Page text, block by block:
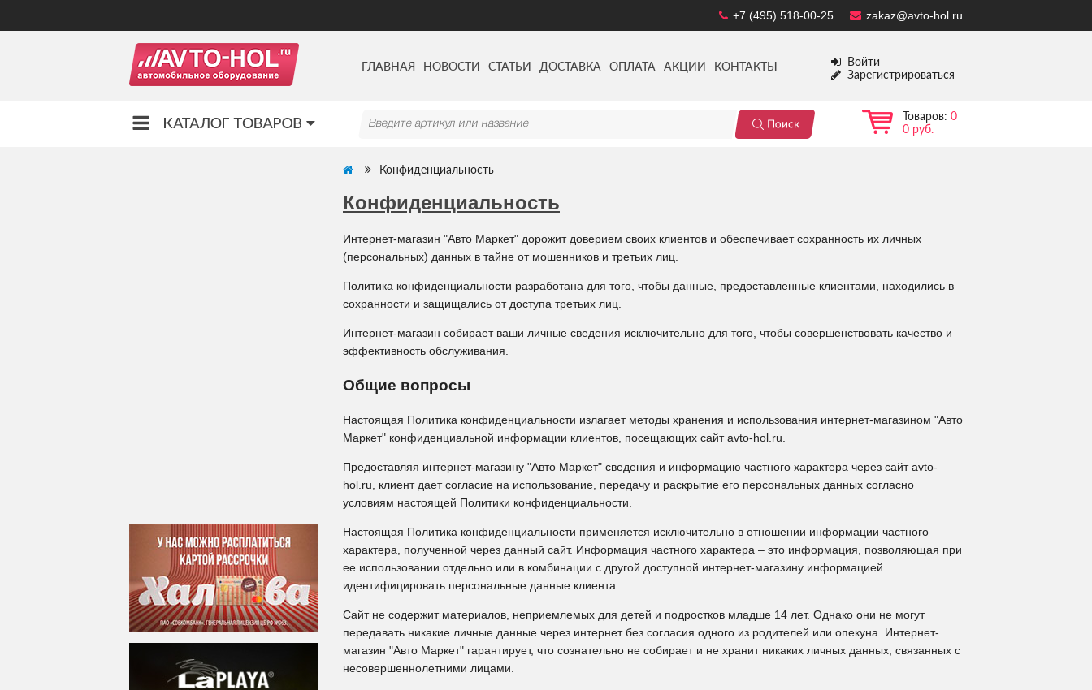
zakaz@avto-hol.ru
+7 (495) 518-00-25
ГЛАВНАЯ НОВОСТИ СТАТЬИ ДОСТАВКА ОПЛАТА АКЦИИ КОНТАКТЫ
Войти
Зарегистрироваться
Товаров: 0
0 руб.
Конфиденциальность
Конфиденциальность
Интернет-магазин "Авто Маркет" дорожит доверием своих клиентов и обеспечивает сохранность их личных
(персональных) данных в тайне от мошенников и третьих лиц.
Политика конфиденциальности разработана для того, чтобы данные, предоставленные клиентами, находились в
сохранности и защищались от доступа третьих лиц.
Интернет-магазин собирает ваши личные сведения исключительно для того, чтобы совершенствовать качество и
эффективность обслуживания.
Общие вопросы
Настоящая Политика конфиденциальности излагает методы хранения и использования интернет-магазином "Авто
Маркет" конфиденциальной информации клиентов, посещающих сайт avto-hol.ru.
Предоставляя интернет-магазину "Авто Маркет" сведения и информацию частного характера через сайт avto-
hol.ru, клиент дает согласие на использование, передачу и раскрытие его персональных данных согласно
условиям настоящей Политики конфиденциальности.
Настоящая Политика конфиденциальности применяется исключительно в отношении информации частного
характера, полученной через данный сайт. Информация частного характера – это информация, позволяющая при
ее использовании отдельно или в комбинации с другой доступной интернет-магазину информацией
идентифицировать персональные данные клиента.
Сайт не содержит материалов, неприемлемых для детей и подростков младше 14 лет. Однако они не могут
передавать никакие личные данные через интернет без согласия одного из родителей или опекуна. Интернет-
магазин "Авто Маркет" гарантирует, что сознательно не собирает и не хранит никаких личных данных, связанных с
несовершеннолетними лицами.